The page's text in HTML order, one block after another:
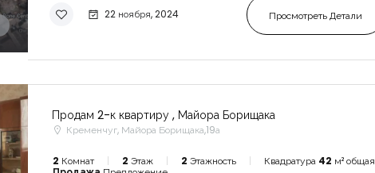
22 ноября, 2024 Просмотреть Детали
Продам 2-к квартиру , Майора Борищака
Кременчуг, Майора Борищака,19а
2 Комнат 2 Этаж 2 Этажность Квадратура 42 м² общая